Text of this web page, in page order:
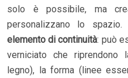
solo è possibile, ma
personalizzano lo
elemento di continuità: può
verniciato che riprendono
legno), la forma (linee